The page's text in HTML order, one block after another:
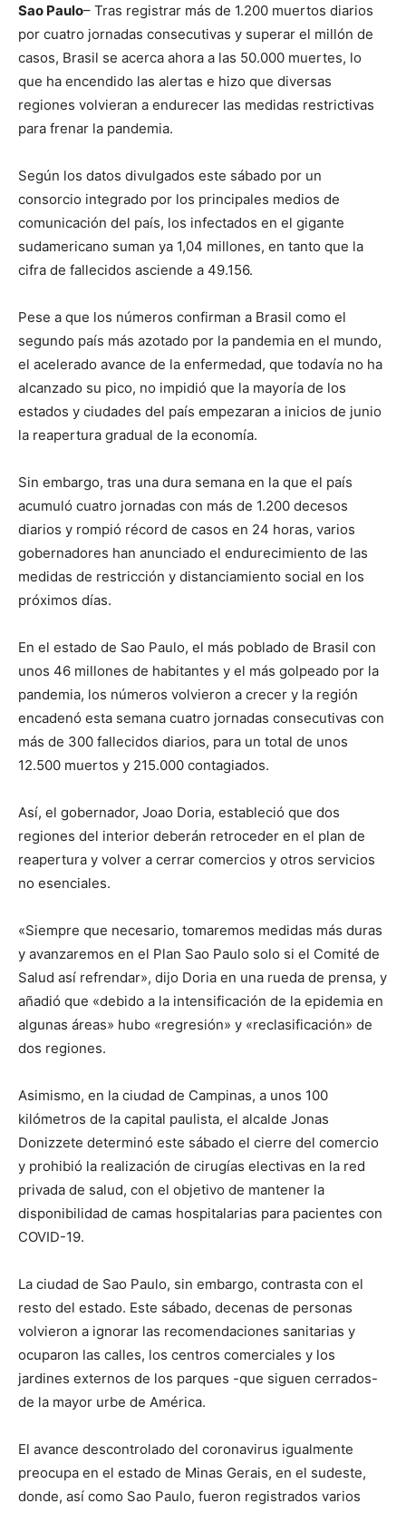
Sao Paulo– Tras registrar más de 1.200 muertos diarios
por cuatro jornadas consecutivas y superar el millón de
casos, Brasil se acerca ahora a las 50.000 muertes, lo
que ha encendido las alertas e hizo que diversas
regiones volvieran a endurecer las medidas restrictivas
para frenar la pandemia.
Según los datos divulgados este sábado por un
consorcio integrado por los principales medios de
comunicación del país, los infectados en el gigante
sudamericano suman ya 1,04 millones, en tanto que la
cifra de fallecidos asciende a 49.156.
Pese a que los números confirman a Brasil como el
segundo país más azotado por la pandemia en el mundo,
el acelerado avance de la enfermedad, que todavía no ha
alcanzado su pico, no impidió que la mayoría de los
estados y ciudades del país empezaran a inicios de junio
la reapertura gradual de la economía.
Sin embargo, tras una dura semana en la que el país
acumuló cuatro jornadas con más de 1.200 decesos
diarios y rompió récord de casos en 24 horas, varios
gobernadores han anunciado el endurecimiento de las
medidas de restricción y distanciamiento social en los
próximos días.
En el estado de Sao Paulo, el más poblado de Brasil con
unos 46 millones de habitantes y el más golpeado por la
pandemia, los números volvieron a crecer y la región
encadenó esta semana cuatro jornadas consecutivas con
más de 300 fallecidos diarios, para un total de unos
12.500 muertos y 215.000 contagiados.
Así, el gobernador, Joao Doria, estableció que dos
regiones del interior deberán retroceder en el plan de
reapertura y volver a cerrar comercios y otros servicios
no esenciales.
«Siempre que necesario, tomaremos medidas más duras
y avanzaremos en el Plan Sao Paulo solo si el Comité de
Salud así refrendar», dijo Doria en una rueda de prensa, y
añadió que «debido a la intensificación de la epidemia en
algunas áreas» hubo «regresión» y «reclasificación» de
dos regiones.
Asimismo, en la ciudad de Campinas, a unos 100
kilómetros de la capital paulista, el alcalde Jonas
Donizzete determinó este sábado el cierre del comercio
y prohibió la realización de cirugías electivas en la red
privada de salud, con el objetivo de mantener la
disponibilidad de camas hospitalarias para pacientes con
COVID-19.
La ciudad de Sao Paulo, sin embargo, contrasta con el
resto del estado. Este sábado, decenas de personas
volvieron a ignorar las recomendaciones sanitarias y
ocuparon las calles, los centros comerciales y los
jardines externos de los parques -que siguen cerrados-
de la mayor urbe de América.
El avance descontrolado del coronavirus igualmente
preocupa en el estado de Minas Gerais, en el sudeste,
donde, así como Sao Paulo, fueron registrados varios